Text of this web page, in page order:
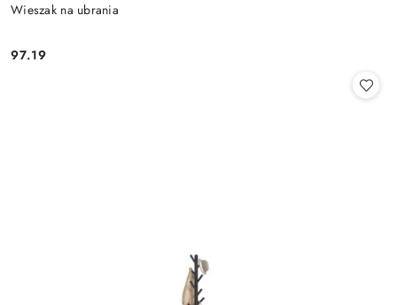
Wieszak na ubrania
Cena:
97.19